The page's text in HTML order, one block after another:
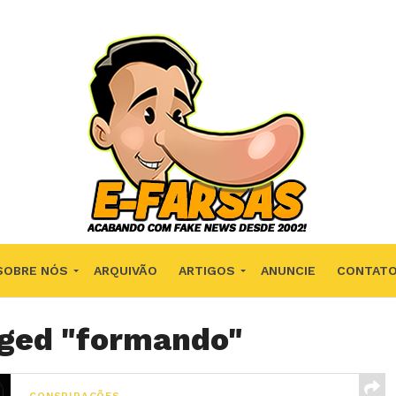
NÓS ARQUIVÃO ARTIGOS ANUNCIE CONTATO
"formando"